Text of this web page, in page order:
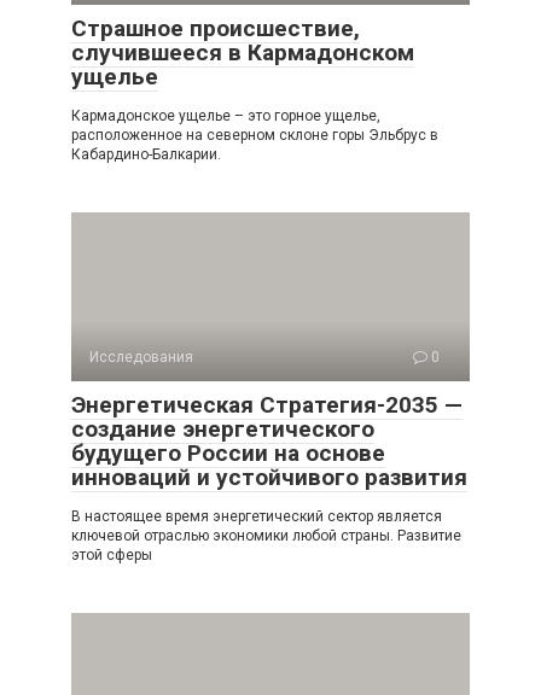
Страшное происшествие,
случившееся в Кармадонском
ущелье
Кармадонское ущелье – это горное ущелье,
расположенное на северном склоне горы Эльбрус в
Кабардино-Балкарии.
Исследования 0
Энергетическая Стратегия-2035 —
создание энергетического
будущего России на основе
инноваций и устойчивого развития
В настоящее время энергетический сектор является
ключевой отраслью экономики любой страны. Развитие
этой сферы